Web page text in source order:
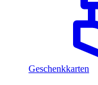
Geschenkkarten